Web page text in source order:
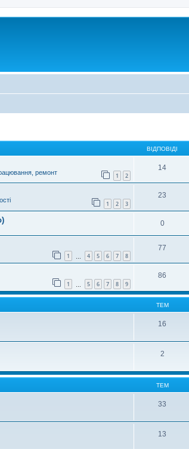
ВІДПОВІДІ
1 2
ремонт
14
1 2 3
23
0
1 4 5 6 7 8
77
1 5 6 7 8 9
86
ТЕМ
16
2
ТЕМ
33
13